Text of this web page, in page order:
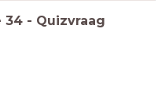
34 - Quizvraag